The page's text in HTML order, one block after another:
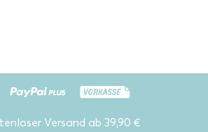
Versand ab 39,90 €